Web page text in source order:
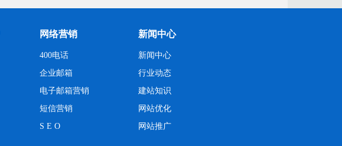
网络营销 新闻中心
400电话
企业邮箱
电子邮箱营销
短信营销
S E O
新闻中心
行业动态
建站知识
网站优化
网站推广